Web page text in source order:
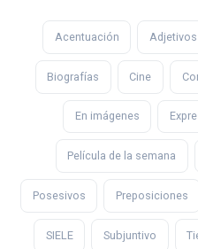
Acentuación Adjetivos
Biografías Cine
En imágenes
Película de la semana
Posesivos Preposiciones
SIELE Subjuntivo